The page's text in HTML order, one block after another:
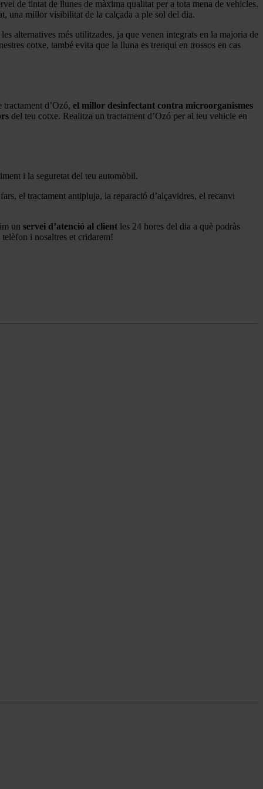
de tintat de llunes de màxima qualitat per a tota mena de vehicles.
una millor visibilitat de la calçada a ple sol del dia.
alternatives més utilitzades, ja que venen integrats en la majoria de
cotxe, també evita que la lluna es trenqui en trossos en cas
d’Ozó, el millor desinfectant contra microorganismes
del teu cotxe. Realitza un tractament d’Ozó per al teu vehicle en
i la seguretat del teu automòbil.
el tractament antipluja, la reparació d’alçavidres, el recanvi
un servei d’atenció al client les 24 hores del dia a què podràs
i nosaltres et cridarem!